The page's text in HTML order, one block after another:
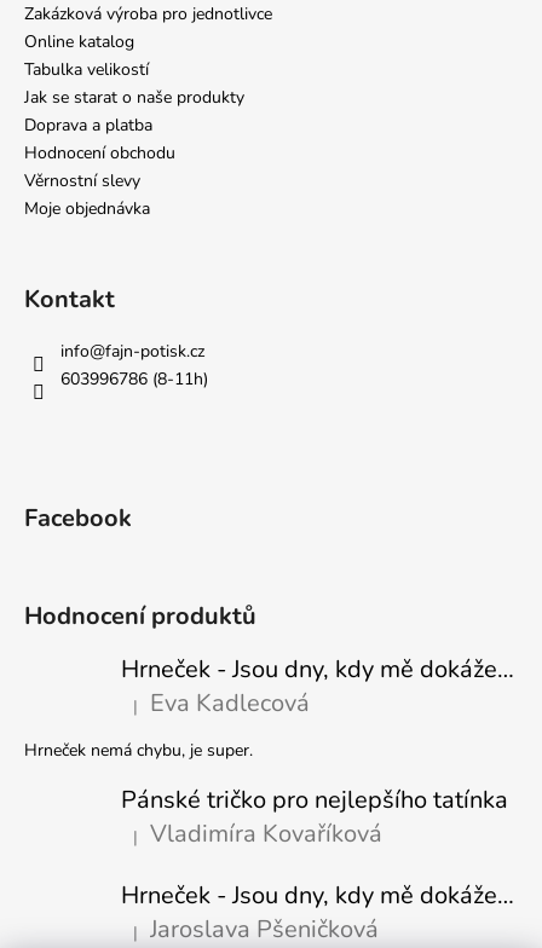
Zakázková výroba pro jednotlivce
Online katalog
Tabulka velikostí
Jak se starat o naše produkty
Doprava a platba
Hodnocení obchodu
Věrnostní slevy
Moje objednávka
Kontakt
info@fajn-potisk.cz
603996786 (8-11h)
Facebook
Hodnocení produktů
Hrneček - Jsou dny, kdy mě dokáže nasrat i vzduch - Sova
Hodnocení produktu je 5 z 5 hvězdiček.
| Eva Kadlecová
Hrneček nemá chybu, je super.
Pánské tričko pro nejlepšího tatínka
Hodnocení produktu je 5 z 5 hvězdiček.
| Vladimíra Kovaříková
Hrneček - Jsou dny, kdy mě dokáže nasrat i vzduch-naštvaný pejsek
Hodnocení produktu je 5 z 5 hvězdiček.
| Jaroslava Pšeničková